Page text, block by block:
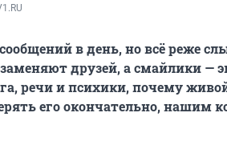
в день, но всё реже
друзей, а смайлики —
речи и психики, почему
его окончательно, нашим